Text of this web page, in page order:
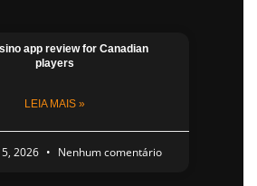
app​ review for Canadian
players
LEIA MAIS »
2026 Nenhum comentário